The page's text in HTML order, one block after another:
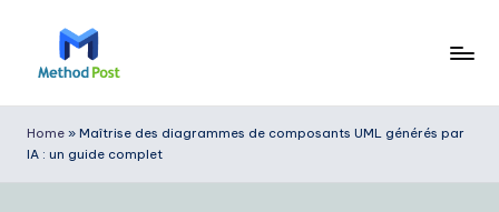
e
t
Home » Maîtrise des diagrammes de composants UML générés par
IA : un guide complet